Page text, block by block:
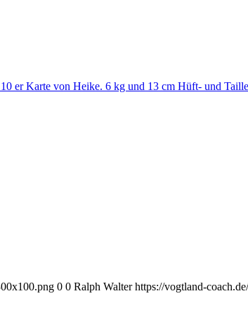
er Karte von Heike. 6 kg und 13 cm Hüft- und
0 0 Ralph Walter https://vogtland-